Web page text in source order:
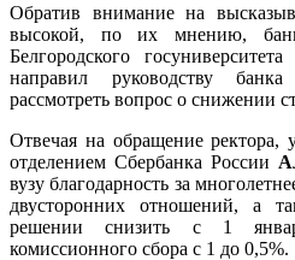
Обратив внимание на
высокой, по их мнению,
Белгородского
направил руководству
рассмотреть вопрос о снижении
Отвечая на обращение ректора,
отделением Сбербанка России
вузу благодарность за
двусторонних отношений, а
решении снизить с 1
комиссионного сбора с 1 до 0,5%.